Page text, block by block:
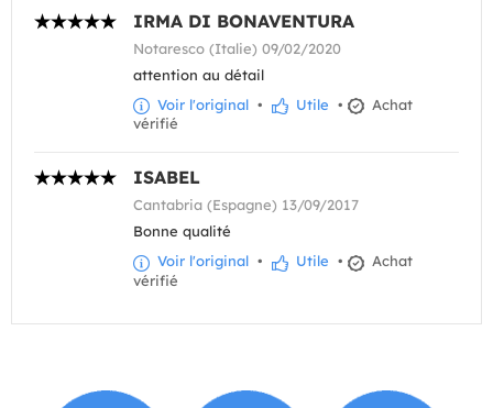
IRMA DI BONAVENTURA
Notaresco (Italie) 09/02/2020
attention au détail
Voir l'original • Utile •
Achat
vérifié
ISABEL
Cantabria (Espagne) 13/09/2017
Bonne qualité
Voir l'original • Utile •
Achat
vérifié